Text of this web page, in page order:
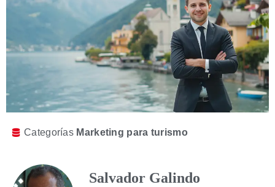
Categorías Marketing para turismo
Salvador Galindo